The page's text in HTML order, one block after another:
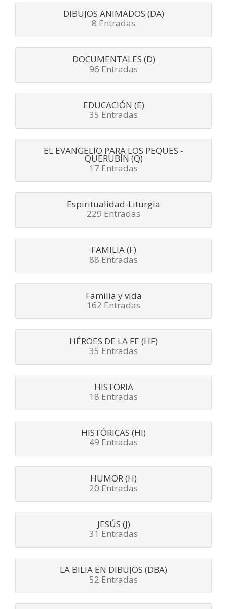
DIBUJOS ANIMADOS (DA)
8 Entradas
DOCUMENTALES (D)
96 Entradas
EDUCACIÓN (E)
35 Entradas
EL EVANGELIO PARA LOS PEQUES -
QUERUBÍN (Q)
17 Entradas
Espiritualidad-Liturgia
229 Entradas
FAMILIA (F)
88 Entradas
Familia y vida
162 Entradas
HÉROES DE LA FE (HF)
35 Entradas
HISTORIA
18 Entradas
HISTÓRICAS (HI)
49 Entradas
HUMOR (H)
20 Entradas
JESÚS (J)
31 Entradas
LA BILIA EN DIBUJOS (DBA)
52 Entradas